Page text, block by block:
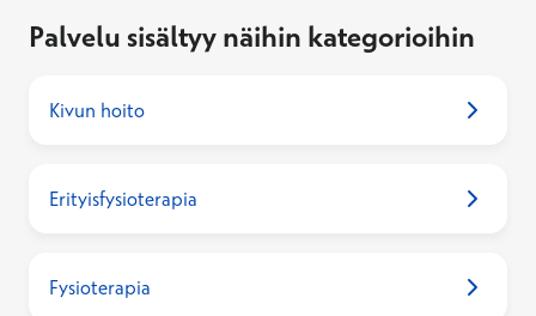
Palvelu sisältyy näihin kategorioihin
Kivun hoito
Erityisfysioterapia
Fysioterapia